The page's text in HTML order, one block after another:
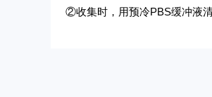
②收集时，用预冷PBS缓冲液